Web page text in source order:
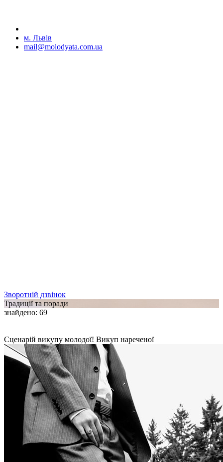
м. Львів
mail@molodyata.com.ua
Зворотній дзвінок
Традиції та поради
знайдено: 69
Сценарій викупу молодої! Викуп нареченої